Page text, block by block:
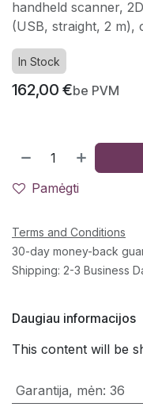
handheld scanner,
(USB, straight, 2 m),
In Stock
162,00 €be PVM
Pamėgti
Terms and Conditions
30-day money-back
Shipping: 2-3 Business
Daugiau informacijos
This content will be
Garantija, mėn: 36